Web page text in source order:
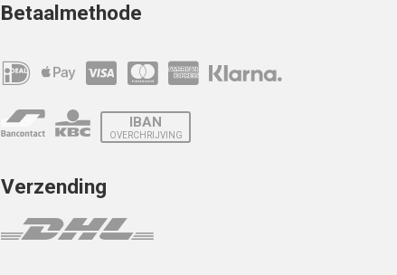
Betaalmethode
IBAN
OVERCHRIJVING
Verzending